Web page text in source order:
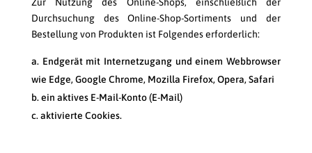
Durchsuchung des Online-Shop-Sortiments und der
Bestellung von Produkten ist Folgendes erforderlich:
Endgerät mit Internetzugang und einem Webbrowser
wie Edge, Google Chrome, Mozilla Firefox, Opera, Safari
ein aktives E-Mail-Konto (E-Mail)
aktivierte Cookies.